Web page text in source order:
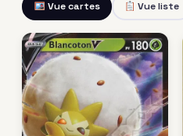
Vue cartes Vue liste